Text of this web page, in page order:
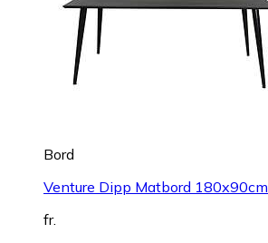
Bord
Venture Dipp Matbord 180x90cm
fr.